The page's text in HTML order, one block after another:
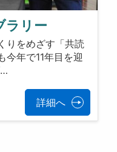
ラリー
りをめざす「共読
今年で11年目を迎
詳細へ